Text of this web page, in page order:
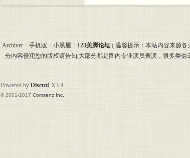
Archiver 手机版 小黑屋 123美脚论坛 ( 温馨提示：本站内容来源
分内容侵犯您的版权请告知,大部分都是圈内专业演员表演，很多类
Powered by Discuz! X3.4
© 2001-2017 Comsenz Inc.